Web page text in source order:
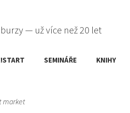
— už více než 20 let
SEMINÁŘE KNIHY
market